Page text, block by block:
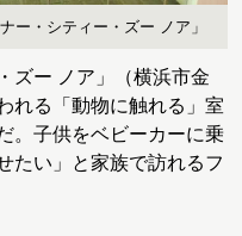
ー・シティー・ズー ノア」
ズー ノア」（横浜市金
れる「動物に触れる」室
。子供をベビーカーに乗
たい」と家族で訪れるフ